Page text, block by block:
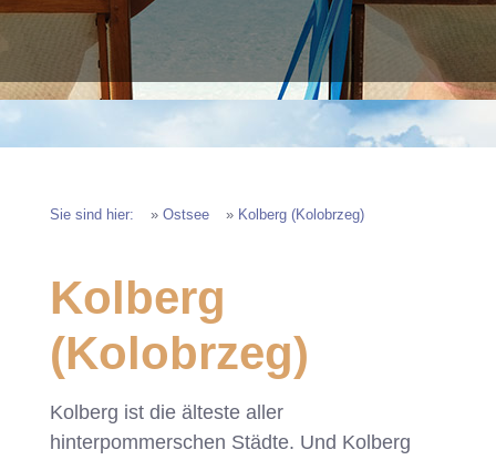
Sie sind hier: » Ostsee » Kolberg (Kolobrzeg)
Kolberg
(Kolobrzeg)
Kolberg ist die älteste aller
hinterpommerschen Städte. Und Kolberg